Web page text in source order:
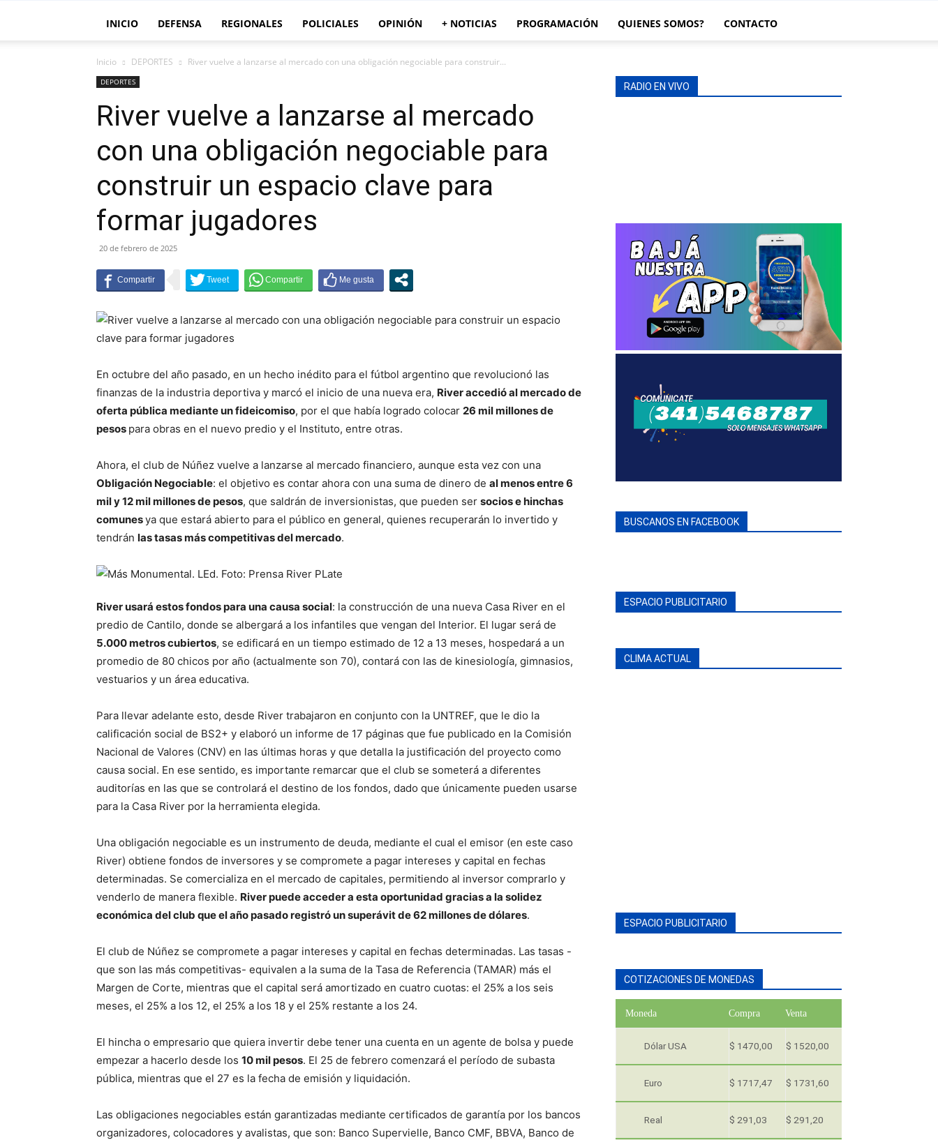
INICIO DEFENSA REGIONALES POLICIALES OPINIÓN + NOTICIAS PROGRAMACIÓN QUIENES SOMOS? CONTACTO
Inicio DEPORTES River vuelve a lanzarse al mercado con una obligación negociable para construir...
DEPORTES
River vuelve a lanzarse al mercado
con una obligación negociable para
construir un espacio clave para
formar jugadores
20 de febrero de 2025
En octubre del año pasado, en un hecho inédito para el fútbol argentino que revolucionó las
finanzas de la industria deportiva y marcó el inicio de una nueva era, River accedió al mercado de
oferta pública mediante un fideicomiso, por el que había logrado colocar 26 mil millones de
pesos para obras en el nuevo predio y el Instituto, entre otras.
Ahora, el club de Núñez vuelve a lanzarse al mercado financiero, aunque esta vez con una
Obligación Negociable: el objetivo es contar ahora con una suma de dinero de al menos entre 6
mil y 12 mil millones de pesos, que saldrán de inversionistas, que pueden ser socios e hinchas
comunesya que estará abierto para el público en general, quienes recuperarán lo invertido y
tendrán las tasas más competitivas del mercado.
River usará estos fondos para una causa social: la construcción de una nueva Casa River en el
predio de Cantilo, donde se albergará a los infantiles que vengan del Interior. El lugar será de
5.000 metros cubiertos, se edificará en un tiempo estimado de 12 a 13 meses, hospedará a un
promedio de 80 chicos por año (actualmente son 70), contará con las de kinesiología, gimnasios,
vestuarios y un área educativa.
Para llevar adelante esto, desde River trabajaron en conjunto con la UNTREF, que le dio la
calificación social de BS2+ y elaboró un informe de 17 páginas que fue publicado en la Comisión
Nacional de Valores (CNV) en las últimas horas y que detalla la justificación del proyecto como
causa social. En ese sentido, es importante remarcar que el club se someterá a diferentes
auditorías en las que se controlará el destino de los fondos, dado que únicamente pueden usarse
para la Casa River por la herramienta elegida.
Una obligación negociable es un instrumento de deuda, mediante el cual el emisor (en este caso
River) obtiene fondos de inversores y se compromete a pagar intereses y capital en fechas
determinadas. Se comercializa en el mercado de capitales, permitiendo al inversor comprarlo y
venderlo de manera flexible. River puede acceder a esta oportunidad gracias a la solidez
económica del club que el año pasado registró un superávit de 62 millones de dólares.
El club de Núñez se compromete a pagar intereses y capital en fechas determinadas. Las tasas -
que son las más competitivas- equivalen a la suma de la Tasa de Referencia (TAMAR) más el
Margen de Corte, mientras que el capital será amortizado en cuatro cuotas: el 25% a los seis
meses, el 25% a los 12, el 25% a los 18 y el 25% restante a los 24.
El hincha o empresario que quiera invertir debe tener una cuenta en un agente de bolsa y puede
empezar a hacerlo desde los 10 mil pesos. El 25 de febrero comenzará el período de subasta
pública, mientras que el 27 es la fecha de emisión y liquidación.
Las obligaciones negociables están garantizadas mediante certificados de garantía por los bancos
organizadores, colocadores y avalistas, que son: Banco Supervielle, Banco CMF, BBVA, Banco de
RADIO EN VIVO
BUSCANOS EN FACEBOOK
ESPACIO PUBLICITARIO
CLIMA ACTUAL
ESPACIO PUBLICITARIO
COTIZACIONES DE MONEDAS
Moneda Compra Venta
Dólar USA $ 1470,00 $ 1520,00
Euro $ 1717,47 $ 1731,60
Real $ 291,03 $ 291,20